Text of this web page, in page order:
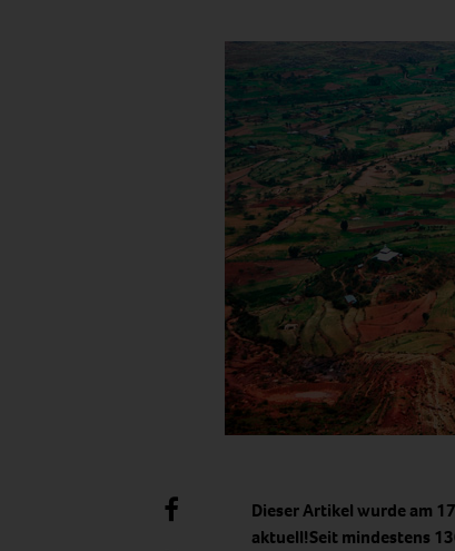
Dieser Artikel wurde am
aktuell!Seit mindestens